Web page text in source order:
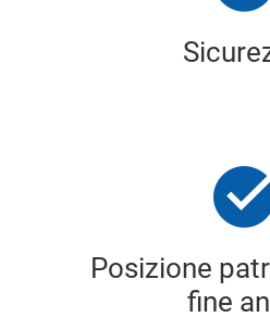
Posizione
fine